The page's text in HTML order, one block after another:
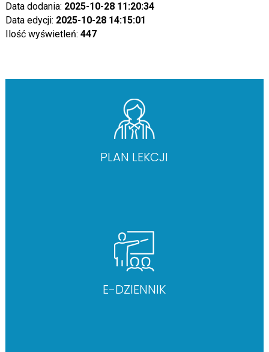
Data dodania: 2025-10-28 11:20:34
Data edycji: 2025-10-28 14:15:01
Ilość wyświetleń: 447
PLAN LEKCJI
E-DZIENNIK